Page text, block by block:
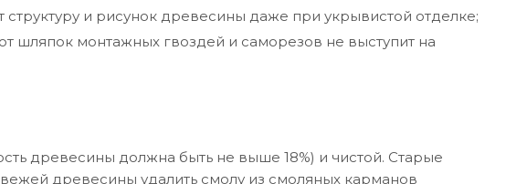
и рисунок древесины даже при укрывистой отделке;
шляпок монтажных гвоздей и саморезов не выступит на
древесины должна быть не выше 18%) и чистой. Старые
древесины удалить смолу из смоляных карманов